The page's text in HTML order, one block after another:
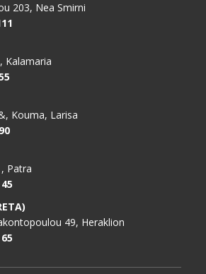
203, Nea Smirni
Kalamaria
Kouma, Larisa
Patra
49, Heraklion